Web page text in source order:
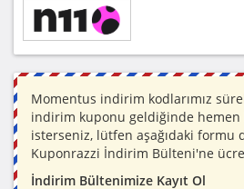
Momentus indirim kodlarımız
indirim kuponu geldiğinde
isterseniz, lütfen aşağıdaki formu
Kuponrazzi İndirim Bülteni'ne
İndirim Bültenimize Kayıt Ol